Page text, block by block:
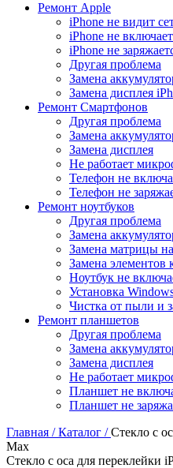
Ремонт Apple
iPhone не видит
iPhone не
iPhone не
Другая проблема
Замена
Замена дисплея
Ремонт Смартфонов
Другая проблема
Замена
Замена дисплея
Не работает
Телефон не
Телефон не
Ремонт ноутбуков
Другая проблема
Замена
Замена матрицы
Замена элементов
Ноутбук не
Установка
Чистка от пыли и
Ремонт планшетов
Другая проблема
Замена
Замена дисплея
Не работает
Планшет не
Планшет не
Главная /Каталог /Стекло с
Max
Стекло с оса для переклейки